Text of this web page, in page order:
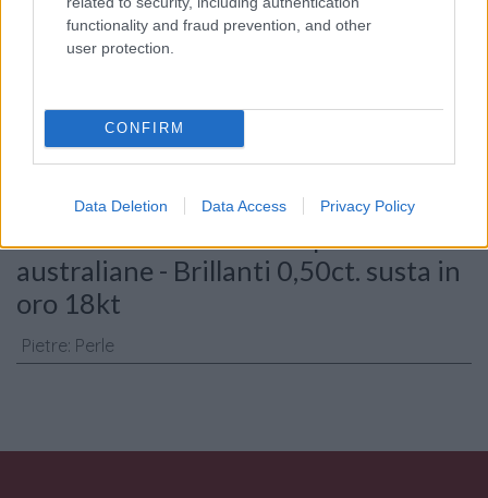
functionality and fraud prevention, and other
user protection.
CONFIRM
Data Deletion Data Access Privacy Policy
Consenso al
australiane - Brillanti 0,50ct. susta in
oro 18kt
Pietre: Perle